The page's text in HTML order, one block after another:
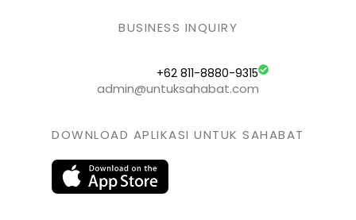
BUSINESS INQUIRY
+62 811-8880-9315
admin@untuksahabat.com
DOWNLOAD APLIKASI UNTUK SAHABAT